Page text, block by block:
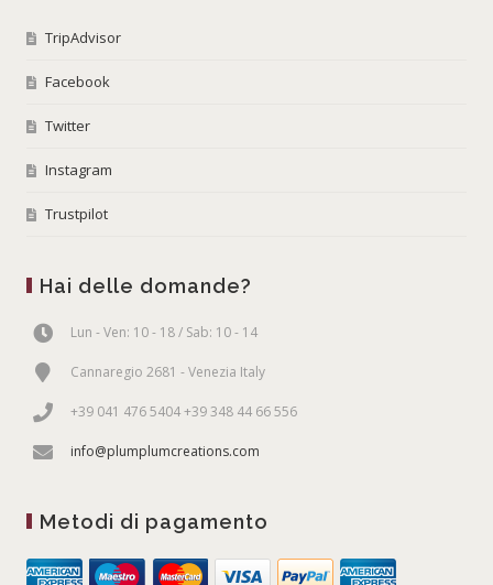
TripAdvisor
Facebook
Twitter
Instagram
Trustpilot
Hai delle domande?
Lun - Ven: 10 - 18 / Sab: 10 - 14
Cannaregio 2681 - Venezia Italy
+39 041 476 5404 +39 348 44 66 556
info@plumplumcreations.com
Metodi di pagamento